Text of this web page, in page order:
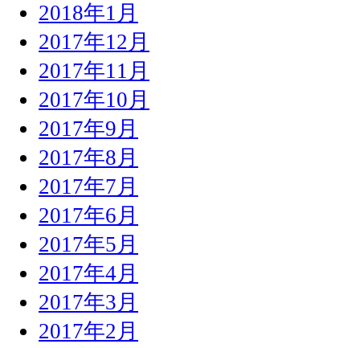
2018年1月
2017年12月
2017年11月
2017年10月
2017年9月
2017年8月
2017年7月
2017年6月
2017年5月
2017年4月
2017年3月
2017年2月